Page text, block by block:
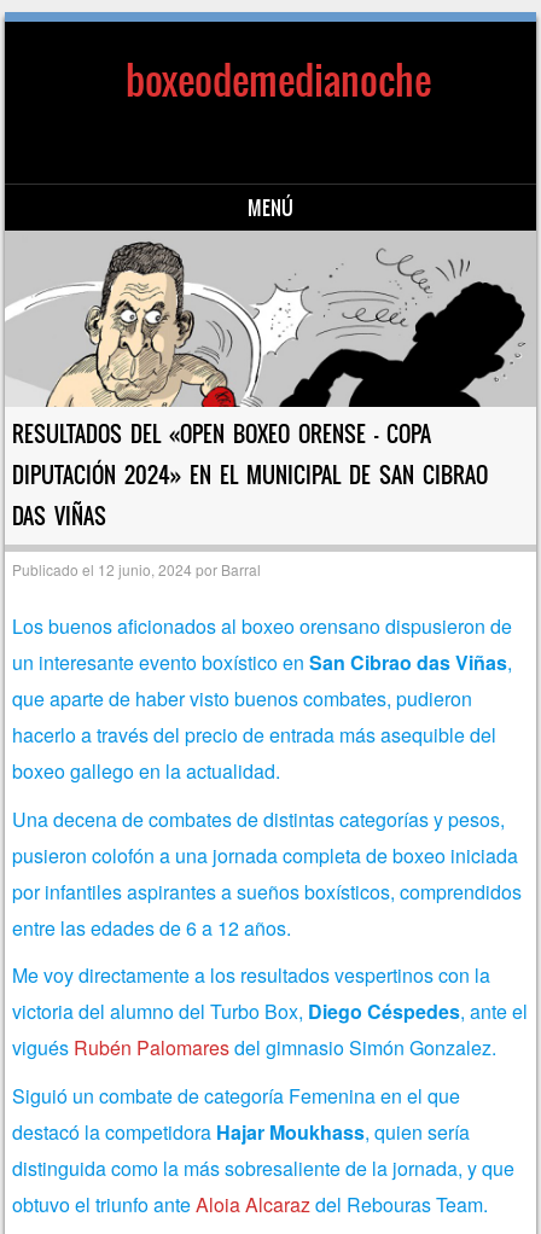
boxeodemedianoche
MENÚ
Saltar al contenido
RESULTADOS DEL «OPEN BOXEO ORENSE – COPA
DIPUTACIÓN 2024» EN EL MUNICIPAL DE SAN CIBRAO
DAS VIÑAS
Publicado el 12 junio, 2024 por Barral
Los buenos aficionados al boxeo orensano dispusieron de
un interesante evento boxístico enSan Cibrao das Viñas,
que aparte de haber visto buenos combates, pudieron
hacerlo a través del precio de entrada más asequible del
boxeo gallego en la actualidad.
Una decena de combates de distintas categorías y pesos,
pusieron colofón a una jornada completa de boxeo iniciada
por infantiles aspirantes a sueños boxísticos, comprendidos
entre las edades de 6 a 12 años.
Me voy directamente a los resultados vespertinos con la
victoria del alumno del Turbo Box, Diego Céspedes, ante el
vigués Rubén Palomaresdel gimnasio Simón Gonzalez.
Siguió un combate de categoría Femenina en el que
destacó la competidora Hajar Moukhass, quien sería
distinguida como la más sobresaliente de la jornada, y que
obtuvo el triunfo anteAloia Alcarazdel Rebouras Team.